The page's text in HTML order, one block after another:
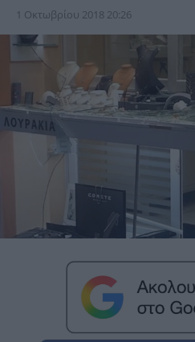
1 Οκτωβρίου 2018 20:26